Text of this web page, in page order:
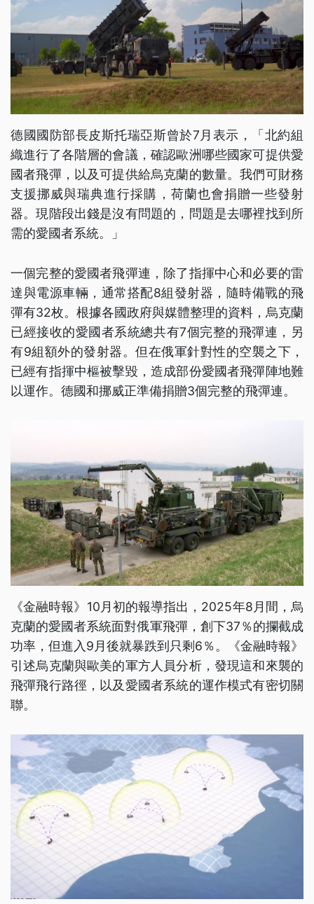
德國國防部長皮斯托瑞亞斯曾於7月表示，「北約組
織進行了各階層的會議，確認歐洲哪些國家可提供愛
國者飛彈，以及可提供給烏克蘭的數量。我們可財務
支援挪威與瑞典進行採購，荷蘭也會捐贈一些發射
器。現階段出錢是沒有問題的，問題是去哪裡找到所
需的愛國者系統。」
一個完整的愛國者飛彈連，除了指揮中心和必要的雷
達與電源車輛，通常搭配8組發射器，隨時備戰的飛
彈有32枚。根據各國政府與媒體整理的資料，烏克蘭
已經接收的愛國者系統總共有7個完整的飛彈連，另
有9組額外的發射器。但在俄軍針對性的空襲之下，
已經有指揮中樞被擊毀，造成部份愛國者飛彈陣地難
以運作。德國和挪威正準備捐贈3個完整的飛彈連。
《金融時報》10月初的報導指出，2025年8月間，烏
克蘭的愛國者系統面對俄軍飛彈，創下37％的攔截成
功率，但進入9月後就暴跌到只剩6％。《金融時報》
引述烏克蘭與歐美的軍方人員分析，發現這和來襲的
飛彈飛行路徑，以及愛國者系統的運作模式有密切關
聯。